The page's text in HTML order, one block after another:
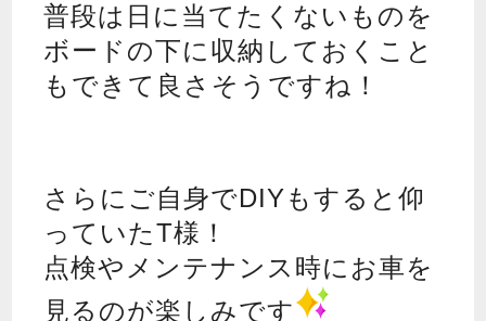
普段は日に当てたくないものを
ボードの下に収納しておくこと
もできて良さそうですね！
さらにご自身でDIYもすると仰
っていたT様！
点検やメンテナンス時にお車を
見るのが楽しみです